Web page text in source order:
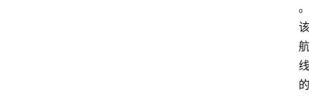
。
该
航
线
的